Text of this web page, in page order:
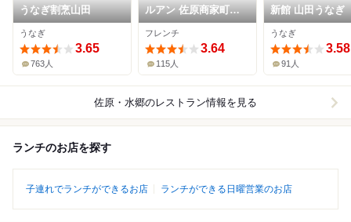
うなぎ割烹山田
うなぎ
3.65
763人
ルアン 佐原商家町ホ
テル NIPPONIA
フレンチ
3.64
115人
新館 山田うなぎ
うなぎ
3.58
91人
佐原・水郷のレストラン情報を見る
ランチのお店を探す
子連れでランチができるお店 ランチができる日曜営業のお店